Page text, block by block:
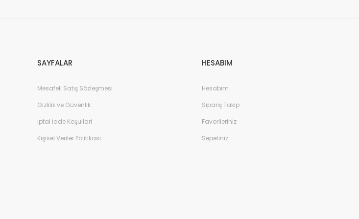
SAYFALAR
Mesafeli Satış Sözleşmesi
Gizlilik ve Güvenlik
İptal İade Koşullari
Kişisel Veriler Politikası
HESABIM
Hesabım
Sipariş Takip
Favorileriniz
Sepetiniz